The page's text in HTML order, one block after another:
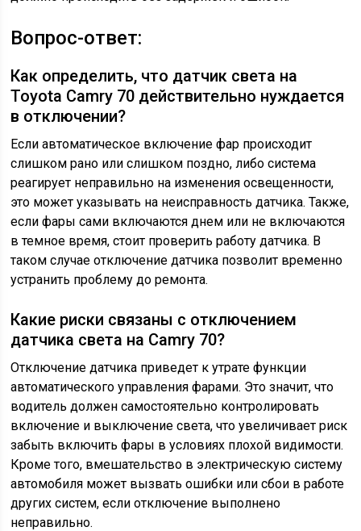
Вопрос-ответ:
Как определить, что датчик света на
Toyota Camry 70 действительно нуждается
в отключении?
Если автоматическое включение фар происходит
слишком рано или слишком поздно, либо система
реагирует неправильно на изменения освещенности,
это может указывать на неисправность датчика. Также,
если фары сами включаются днем или не включаются
в темное время, стоит проверить работу датчика. В
таком случае отключение датчика позволит временно
устранить проблему до ремонта.
Какие риски связаны с отключением
датчика света на Camry 70?
Отключение датчика приведет к утрате функции
автоматического управления фарами. Это значит, что
водитель должен самостоятельно контролировать
включение и выключение света, что увеличивает риск
забыть включить фары в условиях плохой видимости.
Кроме того, вмешательство в электрическую систему
автомобиля может вызвать ошибки или сбои в работе
других систем, если отключение выполнено
неправильно.